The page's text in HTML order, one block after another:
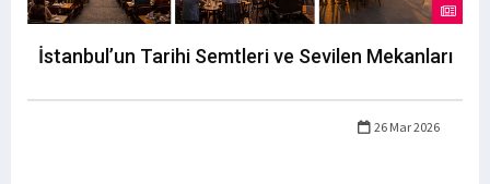
İstanbul’un Tarihi Semtleri ve Sevilen Mekanları
26 Mar 2026